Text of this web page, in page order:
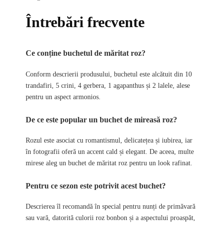
Întrebări frecvente
Ce conține buchetul de măritat roz?
Conform descrierii produsului, buchetul este alcătuit din 10
trandafiri, 5 crini, 4 gerbera, 1 agapanthus și 2 lalele, alese
pentru un aspect armonios.
De ce este popular un buchet de mireasă roz?
Rozul este asociat cu romantismul, delicatețea și iubirea, iar
în fotografii oferă un accent cald și elegant. De aceea, multe
mirese aleg un buchet de măritat roz pentru un look rafinat.
Pentru ce sezon este potrivit acest buchet?
Descrierea îl recomandă în special pentru nunți de primăvară
sau vară, datorită culorii roz bonbon și a aspectului proaspăt,